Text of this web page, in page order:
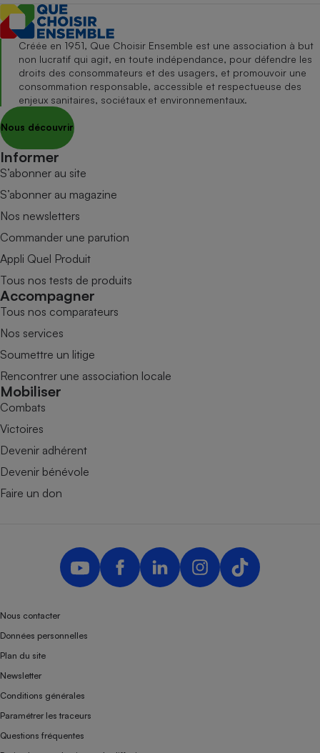
Créée en 1951, Que Choisir Ensemble est une association à but
non lucratif qui agit, en toute indépendance, pour défendre les
droits des consommateurs et des usagers, et promouvoir une
consommation responsable, accessible et respectueuse des
enjeux sanitaires, sociétaux et environnementaux.
Nous découvrir
Informer
S’abonner au site
S’abonner au magazine
Nos newsletters
Commander une parution
Appli Quel Produit
Tous nos tests de produits
Accompagner
Tous nos comparateurs
Nos services
Soumettre un litige
Rencontrer une association locale
Mobiliser
Combats
Victoires
Devenir adhérent
Devenir bénévole
Faire un don
Nous contacter
Données personnelles
Plan du site
Newsletter
Conditions générales
Paramétrer les traceurs
Questions fréquentes